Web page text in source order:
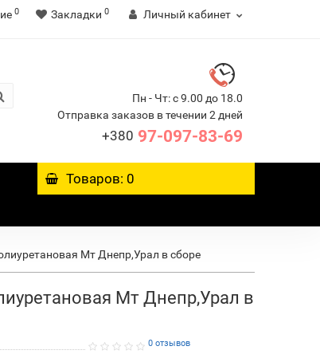
0 Закладки 0 Личный кабинет
Пн - Чт: с 9.00 до 18.0
Отправка заказов в течении 2 дней
+380 97-097-83-69
Товаров: 0
Мт Днепр,Урал в сборе
Мт Днепр,Урал в
0 отзывов